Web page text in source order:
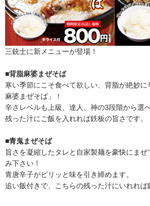
三銃士に新メニューが登場！
■背脂麻婆まぜそば
寒い季節にこそ食べて欲しい、背脂が絶妙
麻婆まぜそば」！
辛さレベルも上級、達人、神の3段階から選べ
残った汁にご飯を入れれば鉄板の旨さです。
■青鬼まぜそば
旨さを凝縮したタレと自家製麺を豪快にまぜ
み下さい！
青唐辛子がピリッと味を引き締めます。
追い飯付きで、こちらの残った汁にいれれば